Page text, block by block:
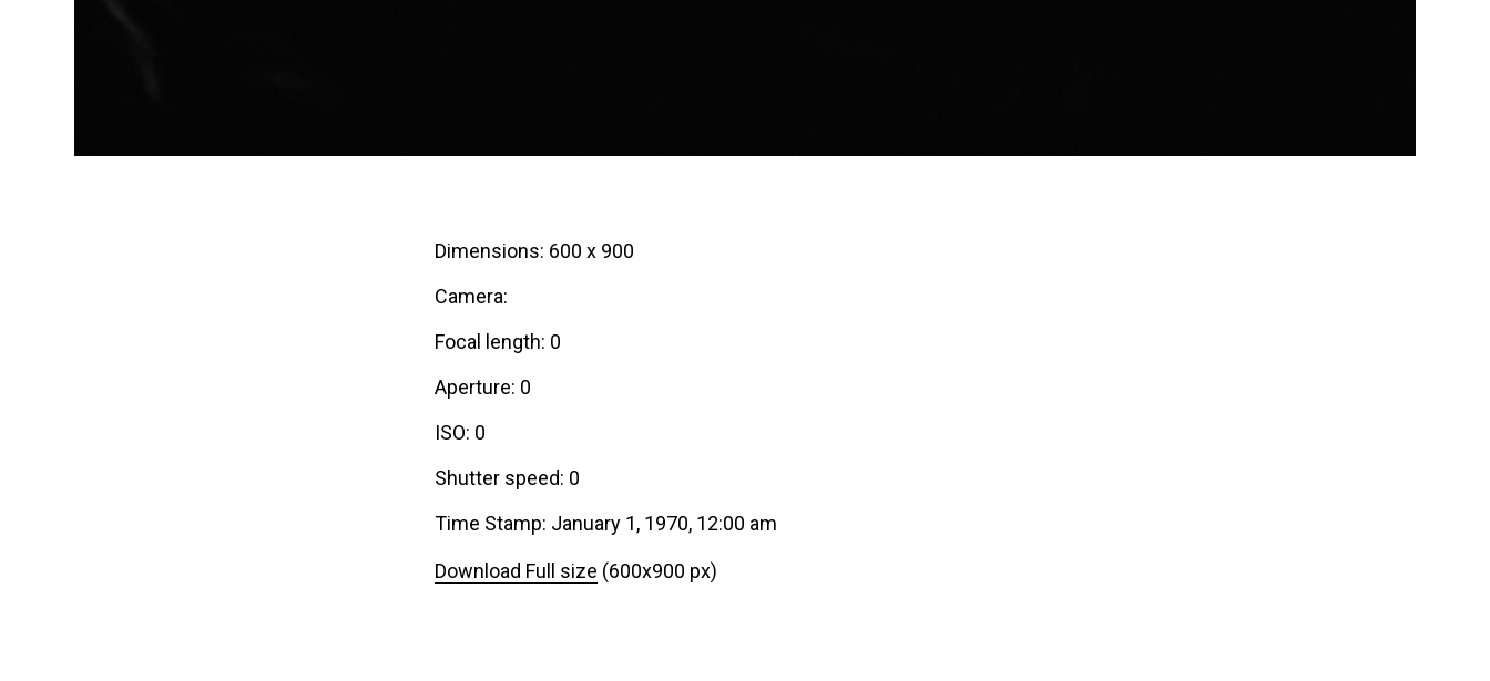
Dimensions: 600 x 900
Camera:
Focal length: 0
Aperture: 0
ISO: 0
Shutter speed: 0
Time Stamp: January 1, 1970, 12:00 am
Download Full size (600x900 px)